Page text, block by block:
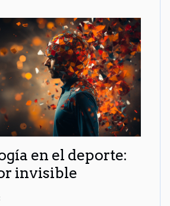
en el deporte:
invisible